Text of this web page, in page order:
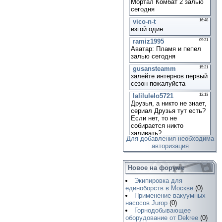
Для добавления необходима
авторизация
Новое на форуме
Экипировка для
единоборств в Москве (0)
Применение вакуумных
насосов Jurop (0)
Горнодобывающее
оборудование от Dekree (0)